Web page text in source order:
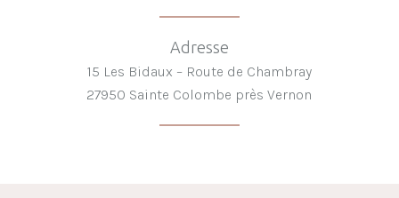
Adresse
15 Les Bidaux – Route de Chambray
27950 Sainte Colombe près Vernon